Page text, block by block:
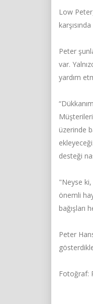
Low
Peter
var.
yardım
üzerinde
desteği
"Neyse
önemli
bağışları
Peter
Fotoğraf: